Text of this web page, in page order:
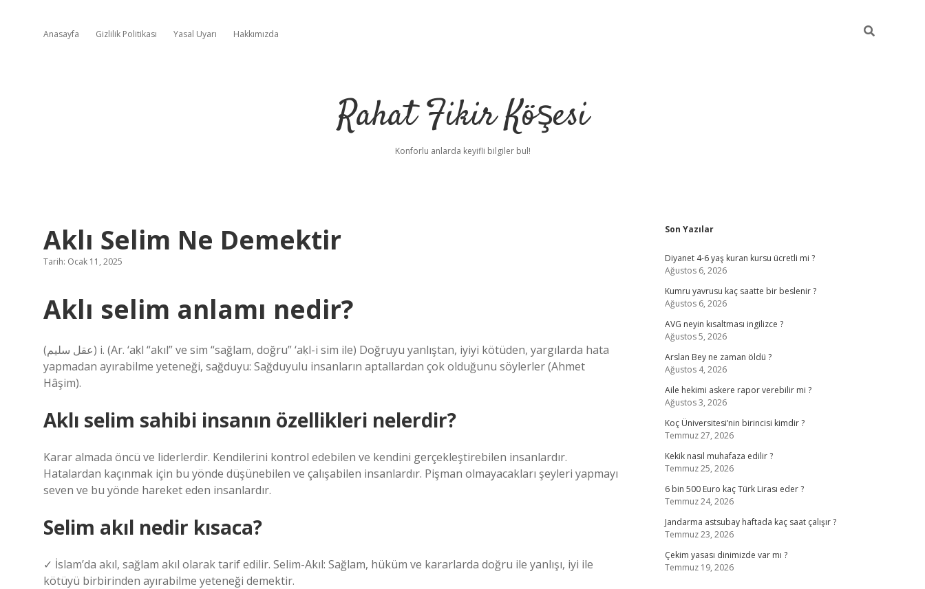
Anasayfa Gizlilik Politikası Yasal Uyarı Hakkımızda
Rahat Fikir Köşesi
Konforlu anlarda keyifli bilgiler bul!
Aklı Selim Ne Demektir
Tarih: Ocak 11, 2025
Aklı selim anlamı nedir?
(ﻋﻘﻞ ﺳﻠﻴﻢ) i. (Ar. ‘aḳl “akıl” ve sіm “sağlam, doğru” ‘aḳl-i sіm ile) Doğruyu yanlıştan, iyiyi kötüden, yargılarda hata
yapmadan ayırabilme yeteneği, sağduyu: Sağduyulu insanların aptallardan çok olduğunu söylerler (Ahmet
Hâşim).
Aklı selim sahibi insanın özellikleri nelerdir?
Karar almada öncü ve liderlerdir. Kendilerini kontrol edebilen ve kendini gerçekleştirebilen insanlardır.
Hatalardan kaçınmak için bu yönde düşünebilen ve çalışabilen insanlardır. Pişman olmayacakları şeyleri yapmayı
seven ve bu yönde hareket eden insanlardır.
Selim akıl nedir kısaca?
✓ İslam’da akıl, sağlam akıl olarak tarif edilir. Selim-Akıl: Sağlam, hüküm ve kararlarda doğru ile yanlışı, iyi ile
kötüyü birbirinden ayırabilme yeteneği demektir.
Sidebar
Son Yazılar
Diyanet 4-6 yaş kuran kursu ücretli mi ?
Ağustos 6, 2026
Kumru yavrusu kaç saatte bir beslenir ?
Ağustos 6, 2026
AVG neyin kısaltması ingilizce ?
Ağustos 5, 2026
Arslan Bey ne zaman öldü ?
Ağustos 4, 2026
Aile hekimi askere rapor verebilir mi ?
Ağustos 3, 2026
Koç Üniversitesi’nin birincisi kimdir ?
Temmuz 27, 2026
Kekik nasıl muhafaza edilir ?
Temmuz 25, 2026
6 bin 500 Euro kaç Türk Lirası eder ?
Temmuz 24, 2026
Jandarma astsubay haftada kaç saat çalışır ?
Temmuz 23, 2026
Çekim yasası dinimizde var mı ?
Temmuz 19, 2026